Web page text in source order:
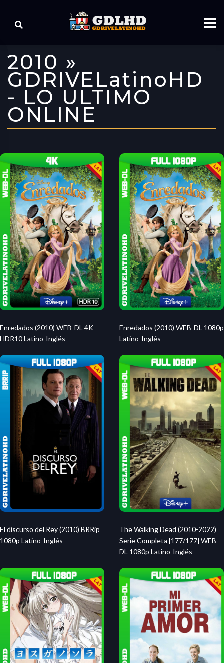
2010 »
GDRIVELatinoHD
- LO ULTIMO
ONLINE
Enredados (2010) WEB-DL 4K
HDR10 Latino-Inglés
Enredados (2010) WEB-DL 1080p
Latino-Inglés
El discurso del Rey (2010) BRRip
1080p Latino-Inglés
The Walking Dead (2010-2022)
Serie Completa [177/177] WEB-
DL 1080p Latino-Inglés